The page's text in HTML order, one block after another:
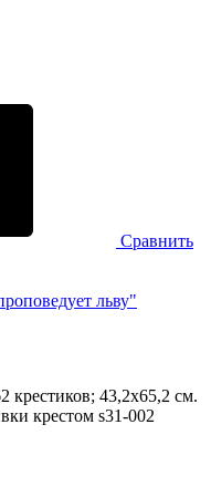
Сравнить
льву"
крестиков; 43,2х65,2 см.
крестом s31-002